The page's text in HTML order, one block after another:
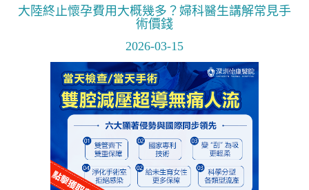
大陸終止懷孕費用大概幾多？婦科醫生講解常見手
術價錢
2026-03-15